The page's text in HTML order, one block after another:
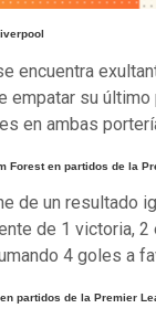
encuentra
empatar su
en ambas
Forest en partidos de la
de un resultado
de 1 victoria,
4 goles a
partidos de la Premier